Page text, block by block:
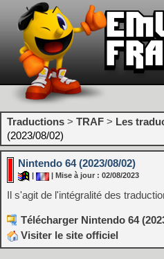
Traductions > TRAF > Les
(2023/08/02)
Nintendo 64 (2023/08/02)
| Mise à jour : 02/08/2023
Il s'agit de l'intégralité des
Télécharger Nintendo 64
Visiter le site officiel